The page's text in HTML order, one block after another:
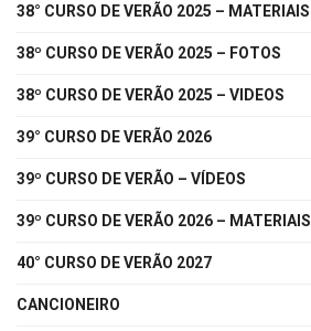
38° CURSO DE VERÃO 2025 – MATERIAIS
38º CURSO DE VERÃO 2025 – FOTOS
38º CURSO DE VERÃO 2025 – VIDEOS
39° CURSO DE VERÃO 2026
39º CURSO DE VERÃO – VÍDEOS
39º CURSO DE VERÃO 2026 – MATERIAIS
40° CURSO DE VERÃO 2027
CANCIONEIRO